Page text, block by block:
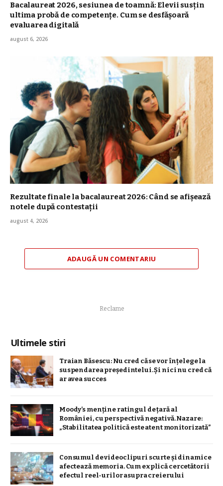
Bacalaureat 2026, sesiunea de toamnă: Elevii susțin
ultima probă de competențe. Cum se desfășoară
evaluarea digitală
august 6, 2026
Rezultate finale la bacalaureat 2026: Când se afișează
notele după contestații
august 4, 2026
ADAUGĂ UN COMENTARIU
Reclame
Ultimele stiri
Traian Băsescu: Nu cred că se vor înţelege la
suspendarea preşedintelui. Şi nici nu cred că
ar avea succes
Moody’s menține ratingul de țară al
României, cu perspectivă negativă. Nazare:
„Stabilitatea politică este atent monitorizată”
Consumul de videoclipuri scurte și dinamice
afectează memoria. Cum explică cercetătorii
efectul reel-urilor asupra creierului